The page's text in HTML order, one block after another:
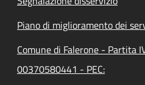
Piano di miglioramento dei
Comune di Falerone - Partita
00370580441 - PEC: